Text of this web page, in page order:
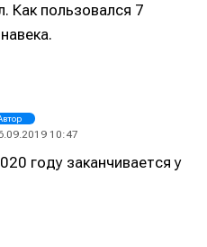
Как пользовался 7
10:47
году заканчивается у